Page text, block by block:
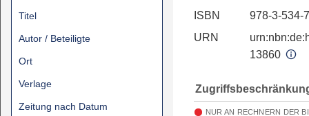
Titel
Autor / Beteiligte
Ort
Verlage
Zeitung nach Datum
ISBN
978-3-534-
URN
13860
NUR AN RECHNERN DER